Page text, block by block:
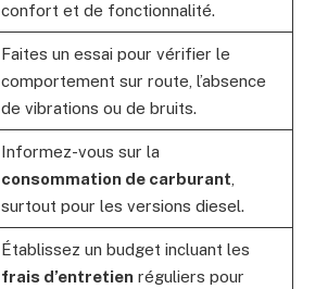
confort et de fonctionnalité.
Faites un essai pour vérifier le
comportement sur route, l’absence
de vibrations ou de bruits.
Informez-vous sur la
consommation de carburant
surtout pour les versions diesel.
Établissez un budget incluant les
frais d’entretienréguliers pour